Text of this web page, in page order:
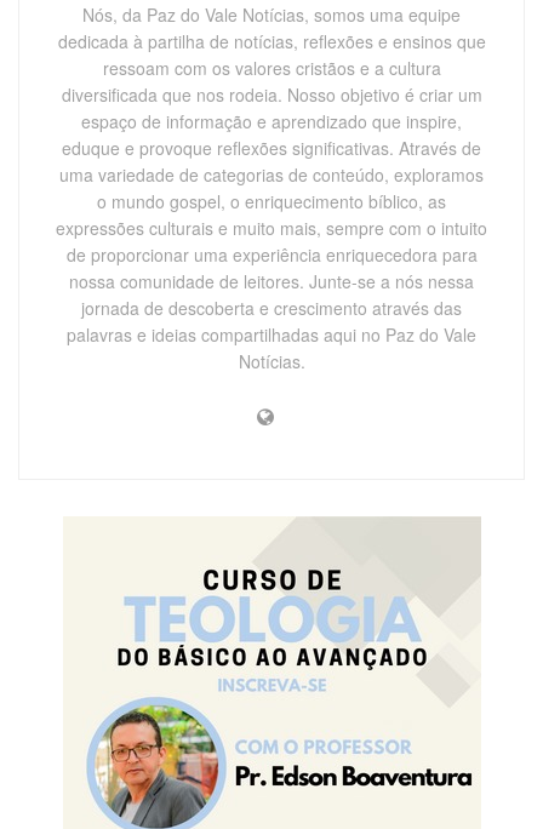
Nós, da Paz do Vale Notícias, somos uma equipe
dedicada à partilha de notícias, reflexões e ensinos que
ressoam com os valores cristãos e a cultura
diversificada que nos rodeia. Nosso objetivo é criar um
espaço de informação e aprendizado que inspire,
eduque e provoque reflexões significativas. Através de
uma variedade de categorias de conteúdo, exploramos
o mundo gospel, o enriquecimento bíblico, as
expressões culturais e muito mais, sempre com o intuito
de proporcionar uma experiência enriquecedora para
nossa comunidade de leitores. Junte-se a nós nessa
jornada de descoberta e crescimento através das
palavras e ideias compartilhadas aqui no Paz do Vale
Notícias.